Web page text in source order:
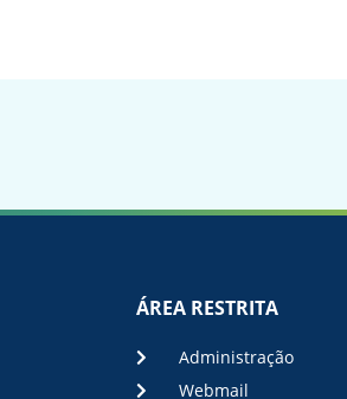
ÁREA RESTRITA
Administração
Webmail